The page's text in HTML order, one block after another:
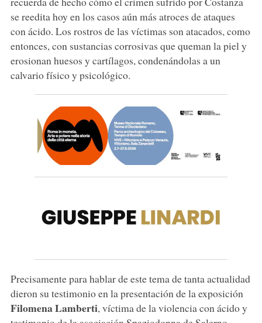
se reedita hoy en los casos aún más atroces de ataques
con ácido. Los rostros de las víctimas son atacados, como
entonces, con sustancias corrosivas que queman la piel y
erosionan huesos y cartílagos, condenándolas a un
calvario físico y psicológico.
Precisamente para hablar de este tema de tanta actualidad
dieron su testimonio en la presentación de la exposición
Filomena Lamberti, víctima de la violencia con ácido y